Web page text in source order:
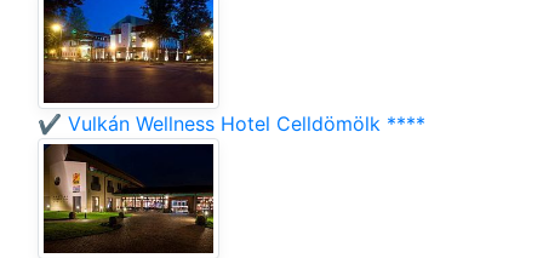
✔️ Vulkán Wellness Hotel Celldömölk ****